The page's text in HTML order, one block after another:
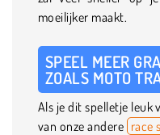
moeilijker maakt.
SPEEL MEER
ZOALS MOTO
Als je dit spelletje leuk
van onze andere race